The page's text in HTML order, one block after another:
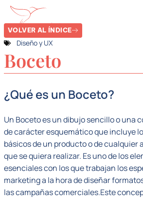
VOLVER AL ÍNDICE
Diseño y UX
Boceto
¿Qué es un Boceto?
Un Boceto es un dibujo sencillo o una
de carácter esquemático que incluye
básicos de un producto o de
que se quiera realizar. Es uno de los
esenciales con los que trabajan los
marketing a la hora de diseñar
las campañas comerciales.Este